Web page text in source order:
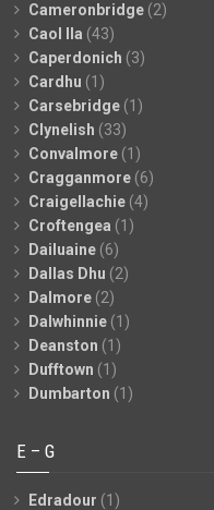
Cameronbridge (2)
Caol Ila (43)
Caperdonich (3)
Cardhu (1)
Carsebridge (1)
Clynelish (33)
Convalmore (1)
Cragganmore (6)
Craigellachie (4)
Croftengea (1)
Dailuaine (6)
Dallas Dhu (2)
Dalmore (2)
Dalwhinnie (1)
Deanston (1)
Dufftown (1)
Dumbarton (1)
E – G
Edradour (1)